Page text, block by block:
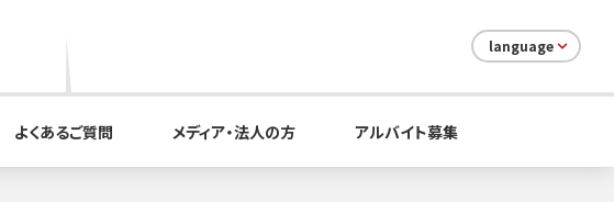
language
よくあるご質問 メディア・法人の方 アルバイト募集